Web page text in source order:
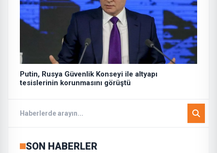
Putin, Rusya Güvenlik Konseyi ile altyapı
tesislerinin korunmasını görüştü
SON HABERLER